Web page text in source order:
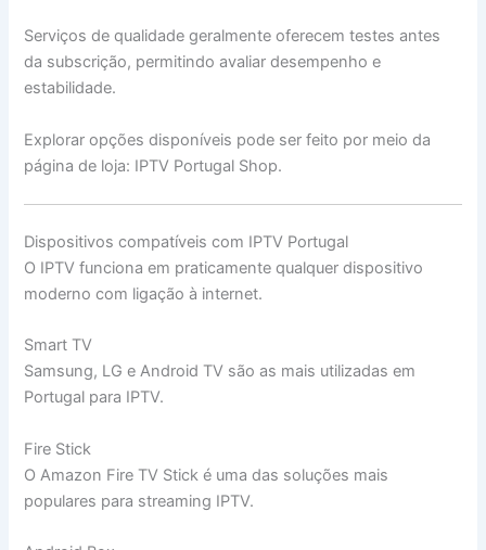
Serviços de qualidade geralmente oferecem testes antes
da subscrição, permitindo avaliar desempenho e
estabilidade.
Explorar opções disponíveis pode ser feito por meio da
página de loja: IPTV Portugal Shop.
Dispositivos compatíveis com IPTV Portugal
O IPTV funciona em praticamente qualquer dispositivo
moderno com ligação à internet.
Smart TV
Samsung, LG e Android TV são as mais utilizadas em
Portugal para IPTV.
Fire Stick
O Amazon Fire TV Stick é uma das soluções mais
populares para streaming IPTV.